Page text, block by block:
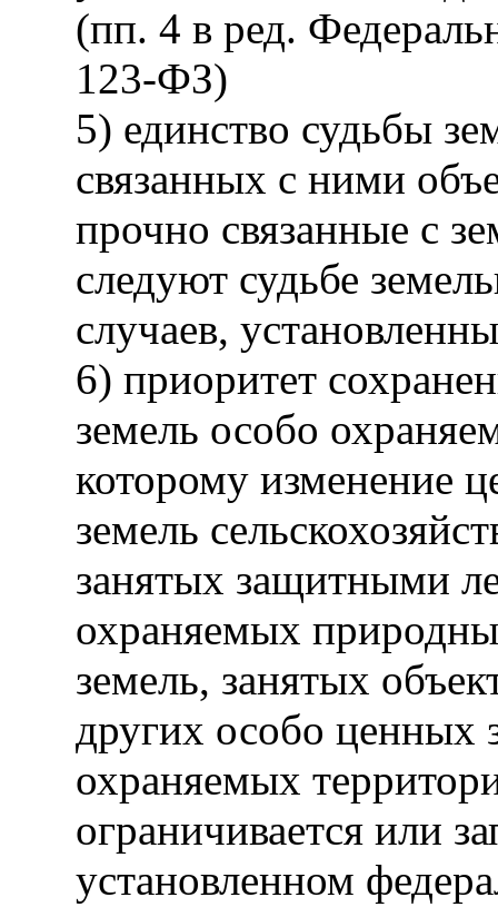
(пп. 4 в ред.
123-ФЗ)
5) единство судьбы
связанных с ними
прочно связанные с
следуют судьбе
случаев,
6) приоритет
земель особо
которому изменение
земель
занятых защитными
охраняемых
земель, занятых
других особо ценных
охраняемых
ограничивается или
установленном